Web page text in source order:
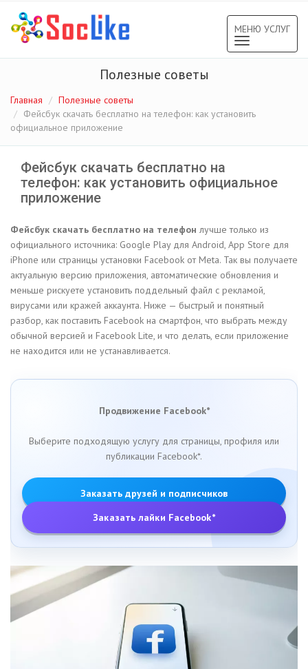
МЕНЮ УСЛУГ
navigation
Полезные советы
Главная
Полезные советы
Фейсбук скачать бесплатно на телефон: как установить
официальное приложение
Фейсбук скачать бесплатно на
телефон: как установить официальное
приложение
Фейсбук скачать бесплатно на телефон лучше только из
официального источника: Google Play для Android, App Store для
iPhone или страницы установки Facebook от Meta. Так вы получаете
актуальную версию приложения, автоматические обновления и
меньше рискуете установить поддельный файл с рекламой,
вирусами или кражей аккаунта. Ниже — быстрый и понятный
разбор, как поставить Facebook на смартфон, что выбрать между
обычной версией и Facebook Lite, и что делать, если приложение
не находится или не устанавливается.
Продвижение Facebook*
Выберите подходящую услугу для страницы, профиля или
публикации Facebook*.
Заказать друзей и подписчиков
Заказать лайки Facebook*